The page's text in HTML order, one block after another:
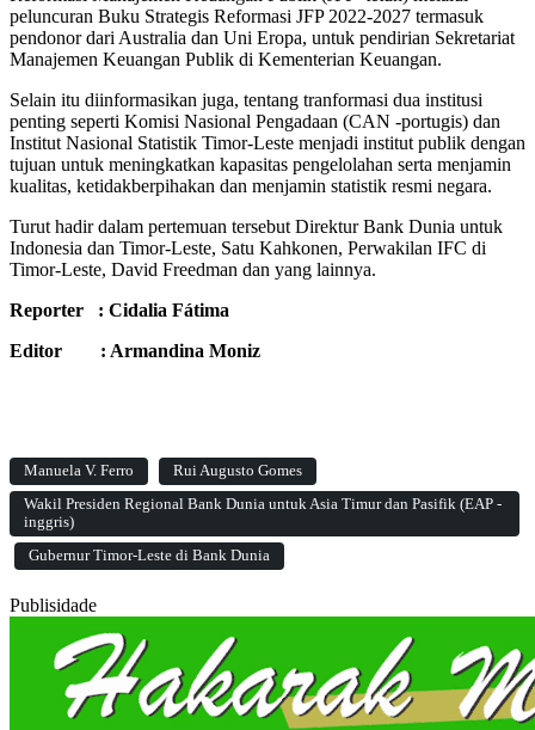
peluncuran Buku Strategis Reformasi JFP 2022-2027 termasuk
pendonor dari Australia dan Uni Eropa, untuk pendirian Sekretariat
Manajemen Keuangan Publik di Kementerian Keuangan.
Selain itu diinformasikan juga, tentang tranformasi dua institusi
penting seperti Komisi Nasional Pengadaan (CAN -portugis) dan
Institut Nasional Statistik Timor-Leste menjadi institut publik dengan
tujuan untuk meningkatkan kapasitas pengelolahan serta menjamin
kualitas, ketidakberpihakan dan menjamin statistik resmi negara.
Turut hadir dalam pertemuan tersebut Direktur Bank Dunia untuk
Indonesia dan Timor-Leste, Satu Kahkonen, Perwakilan IFC di
Timor-Leste, David Freedman dan yang lainnya.
Reporter : Cidalia Fátima
Editor : Armandina Moniz
Manuela V. Ferro
Rui Augusto Gomes
Wakil Presiden Regional Bank Dunia untuk Asia Timur dan Pasifik (EAP -
inggris)
Gubernur Timor-Leste di Bank Dunia
Publisidade